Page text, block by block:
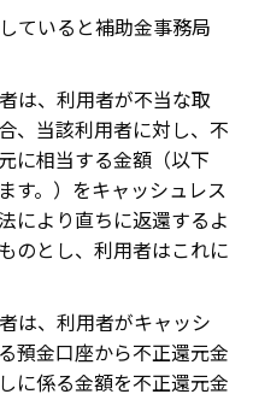
ていると補助金事務局
は、利用者が不当な取
、当該利用者に対し、不
に相当する金額（以下
す。）をキャッシュレス
により直ちに返還するよ
のとし、利用者はこれに
は、利用者がキャッシ
預金口座から不正還元金
に係る金額を不正還元金